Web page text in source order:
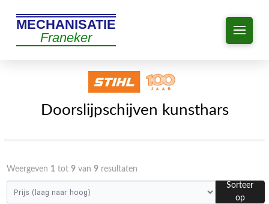
MECHANISATIE
Franeker
Doorslijpschijven kunsthars
Weergeven 1tot 9van 9resultaten
Sorteer
op